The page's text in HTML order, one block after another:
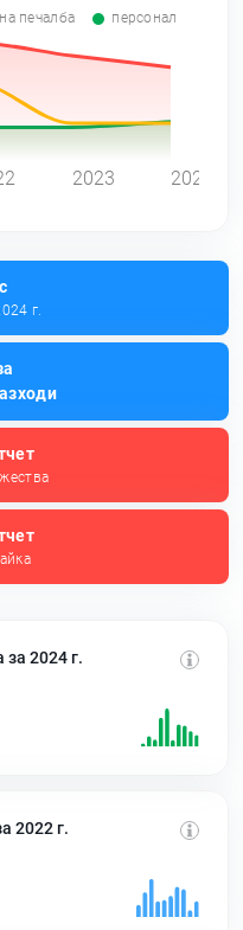
печалба персонал
2023 2024
г.
2024 г.
2022 г.